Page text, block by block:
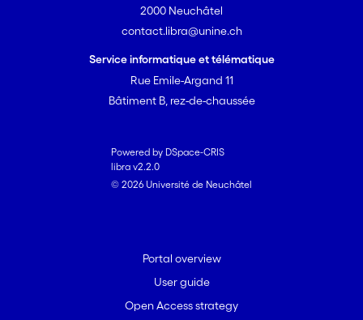
2000 Neuchâtel
contact.libra@unine.ch
Service informatique et télématique
Rue Emile-Argand 11
Bâtiment B, rez-de-chaussée
Powered by DSpace-CRIS
libra v2.2.0
© 2026 Université de Neuchâtel
Portal overview
User guide
Open Access strategy